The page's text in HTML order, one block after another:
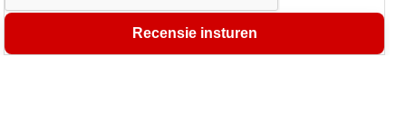
Recensie insturen